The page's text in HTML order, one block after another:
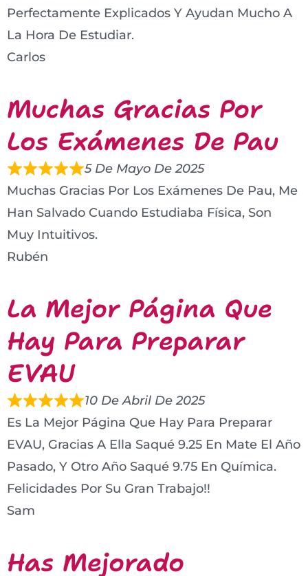
Perfectamente Explicados Y Ayudan Mucho A
La Hora De Estudiar.
Carlos
Muchas Gracias Por
Los Exámenes De Pau
5 De Mayo De 2025
Muchas Gracias Por Los Exámenes De Pau, Me
Han Salvado Cuando Estudiaba Física, Son
Muy Intuitivos.
Rubén
La Mejor Página Que
Hay Para Preparar
EVAU
10 De Abril De 2025
Es La Mejor Página Que Hay Para Preparar
EVAU, Gracias A Ella Saqué 9.25 En Mate El Año
Pasado, Y Otro Año Saqué 9.75 En Química.
Felicidades Por Su Gran Trabajo!!
Sam
Has Mejorado